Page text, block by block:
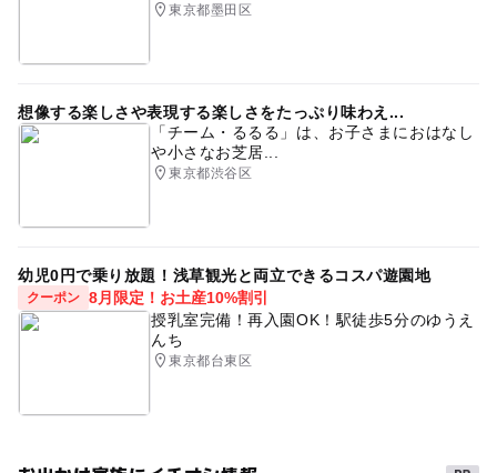
東京都墨田区
想像する楽しさや表現する楽しさをたっぷり味わえ...
「チーム・るるる」は、お子さまにおはなし
や小さなお芝居...
東京都渋谷区
幼児0円で乗り放題！浅草観光と両立できるコスパ遊園地
クーポン 8月限定！お土産10%割引
授乳室完備！再入園OK！駅徒歩5分のゆうえ
んち
東京都台東区